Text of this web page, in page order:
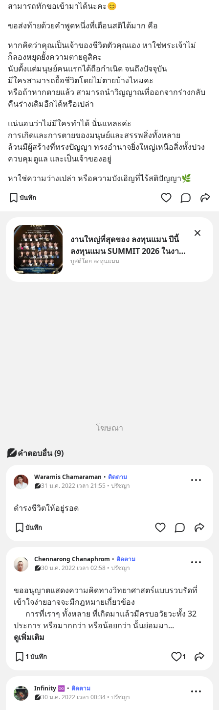
สามารถทักขอเข้ามาได้นะคะ😊
ขอส่งท้ายด้วยคำพูดหนึ่งที่เตือนสติได้มาก คือ
หากคิดว่าคุณเป็นเจ้าของชีวิตตัวคุณเอง หาใช่พระเจ้าไม่
ก็ลองหยุดยั้งความตายดูสิคะ
นับตั้งแต่มนุษย์คนแรกได้ถือกำเนิด จนถึงปัจจุบัน
มีใครสามารถยื้อชีวิตโดยไม่ตายบ้างไหมคะ
หรือถ้าหากตายแล้ว สามารถนำวิญญาณที่ออกจากร่างกลับ
คืนร่างเดิมอีกได้หรือเปล่า
แน่นอนว่าไม่มีใครทำได้ นั่นแหละค่ะ
การเกิดและการตายของมนุษย์และสรรพสิ่งทั้งหลาย
ล้วนมีผู้สร้างที่ทรงปัญญา ทรงอำนาจยิ่งใหญ่เหนือสิ่งทั้งปวง
ควบคุมดูแล และเป็นเจ้าของอยู่
หาใช่ความว่างเปล่า หรือความบังเอิญที่ไร้สติปัญญา🌿
บันทึก
งานใหญ่ที่สุดของ ลงทุนแมน ปีนี้
ลงทุนแมน SUMMIT 2026 ในงาน
นี้จะมีเจ้าของธุรกิจ Dr.PONG,
บูสต์โดย ลงทุนแมน
โฆษณา
คำตอบอื่น(9)
Wararnis Chamaraman • ติดตาม
31 ม.ค. 2022 เวลา 21:55 • ปรัชญา
ดำรงชีวิตให้อยู่รอด
บันทึก
Chennarong Chanaphrom • ติดตาม
30 ม.ค. 2022 เวลา 02:58 • ปรัชญา
ขออนุญาตแสดงความคิดทางวิทยาศาสตร์แบบรวบรัดที่
เข้าใจง่ายอาจจะมีกฎหมายเกี่ยวข้อง
ประการ หรือมากกว่า หรือน้อยกว่า นั้นย่อมมา...
ดูเพิ่มเติม
1 บันทึก 1
Infinity ♾ • ติดตาม
30 ม.ค. 2022 เวลา 00:34 • ปรัชญา